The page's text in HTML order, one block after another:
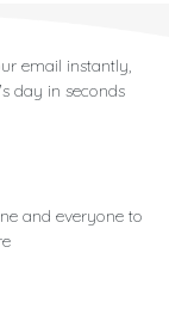
email instantly,
day in seconds
and everyone to